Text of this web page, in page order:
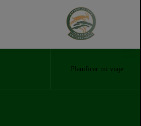
Planificar mi viaje